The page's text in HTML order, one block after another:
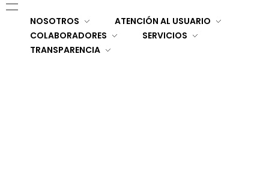
NOSOTROS
ATENCIÓN AL USUARIO
COLABORADORES
SERVICIOS
TRANSPARENCIA